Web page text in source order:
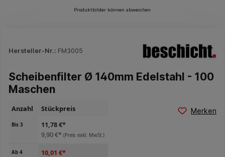
Produktbilder können abweichen
Hersteller-Nr.: FM3005
Scheibenfilter Ø 140mm Edelstahl - 100
Maschen
Anzahl Stückpreis
Bis3
11,78 €*
9,90 €*(Preis exkl. MwSt.)
Ab4 10,01 €*
Merken